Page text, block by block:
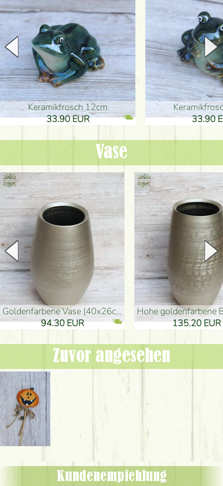
Keramikfrosch 12cm
33.90 EUR
33.90
Vase
goldenfarbene Vase (40x26cm)
94.30 EUR
hohe goldenfarbene
135.20 EUR
Zuvor angesehen
Kundenempfehlung